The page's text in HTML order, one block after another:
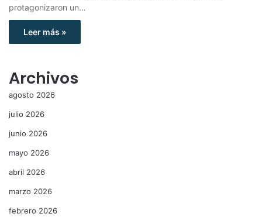
protagonizaron un…
Leer más »
Archivos
agosto 2026
julio 2026
junio 2026
mayo 2026
abril 2026
marzo 2026
febrero 2026